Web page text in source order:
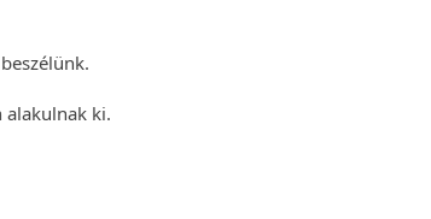
alakulnak ki.